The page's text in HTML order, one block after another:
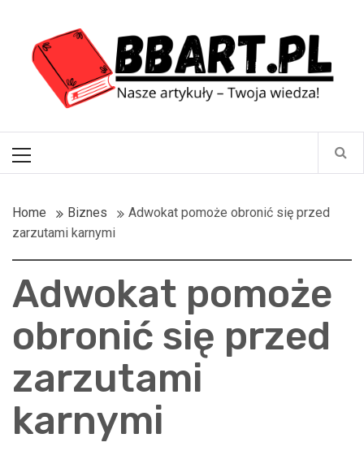
contentBBart.pl
Menu
Home Biznes
Adwokat pomoże obronić się przed
zarzutami karnymi
Adwokat pomoże
obronić się przed
zarzutami
karnymi